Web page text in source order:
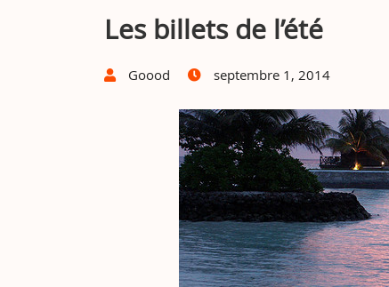
Les billets de l’été
Goood septembre 1, 2014